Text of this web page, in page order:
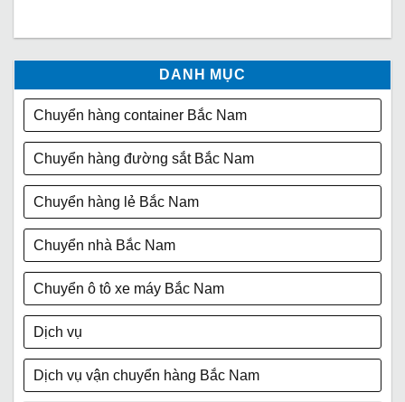
DANH MỤC
Chuyển hàng container Bắc Nam
Chuyển hàng đường sắt Bắc Nam
Chuyển hàng lẻ Bắc Nam
Chuyển nhà Bắc Nam
Chuyển ô tô xe máy Bắc Nam
Dịch vụ
Dịch vụ vận chuyển hàng Bắc Nam